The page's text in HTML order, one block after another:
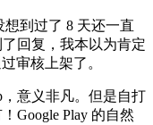
想到过了 8 天还一直
回复，我本以为肯定
审核上架了。
意义非凡。但是自打
Google Play 的自然